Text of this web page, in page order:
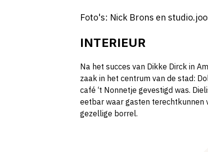
Foto's: Nick Brons en
INTERIEUR
Na het succes van Dikke Dirck in
zaak in het centrum van de stad:
café ‘t Nonnetje gevestigd was.
eetbar waar gasten terechtkunnen
gezellige borrel.